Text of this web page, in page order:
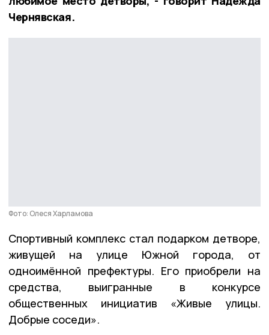
Чернявская.
Фото: Олеся Харламова
Спортивный комплекс стал подарком детворе,
живущей на улице Южной города, от
одноимённой префектуры. Его приобрели на
средства, выигранные в конкурсе
общественных инициатив «Живые улицы.
Добрые соседи».